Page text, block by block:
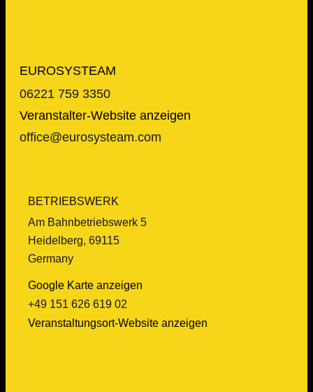
EUROSYSTEAM
06221 759 3350
Veranstalter-Website anzeigen
office@eurosysteam.com
BETRIEBSWERK
Am Bahnbetriebswerk 5
Heidelberg, 69115
Germany
Google Karte anzeigen
‭+49 151 626 619 02‬
Veranstaltungsort-Website anzeigen